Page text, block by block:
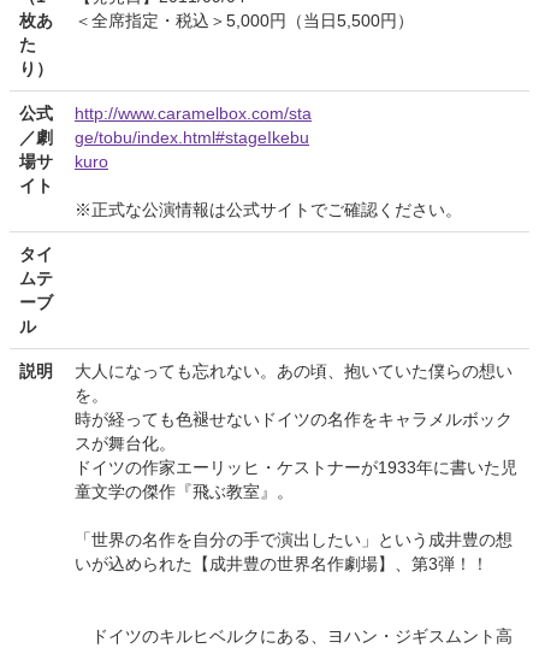
枚あ
た
り）
＜全席指定・税込＞5,000円（当日5,500円）
公式
／劇
場サ
イト
http://www.caramelbox.com/sta
ge/tobu/index.html#stageIkebu
kuro
※正式な公演情報は公式サイトでご確認ください。
タイ
ムテ
ーブ
ル
説明
大人になっても忘れない。あの頃、抱いていた僕らの想い
を。
時が経っても色褪せないドイツの名作をキャラメルボック
スが舞台化。
ドイツの作家エーリッヒ・ケストナーが1933年に書いた児
童文学の傑作『飛ぶ教室』。
「世界の名作を自分の手で演出したい」という成井豊の想
いが込められた【成井豊の世界名作劇場】、第3弾！！
ドイツのキルヒベルクにある、ヨハン・ジギスムント高